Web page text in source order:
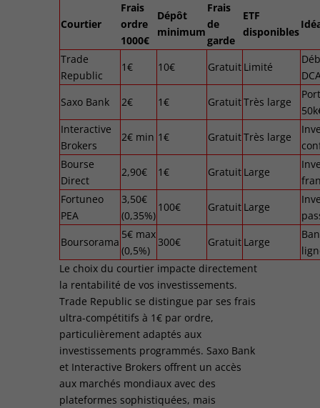
Courtier
Frais
ordre
1000€
Dépôt
minimum
Frais
de
garde
ETF
disponibles
Trade
Republic
1€ 10€ Gratuit Limité
Saxo Bank
2€ 1€ GratuitTrès large
Interactive
Brokers
2€ min 1€ GratuitTrès large
Bourse
Direct
2,90€ 1€ Gratuit Large
Fortuneo
PEA
3,50€
(0,35%)
100€ Gratuit Large
Boursorama
5€ max
(0,5%)
300€ Gratuit Large
Le choix du courtier impacte directement
la rentabilité de vos investissements.
Trade Republic se distingue par ses frais
ultra-compétitifs à 1€ par ordre,
particulièrement adaptés aux
investissements programmés. Saxo Bank
et Interactive Brokers offrent un accès
aux marchés mondiaux avec des
plateformes sophistiquées, mais